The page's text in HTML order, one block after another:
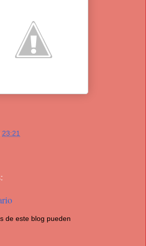
23:21
de este blog pueden